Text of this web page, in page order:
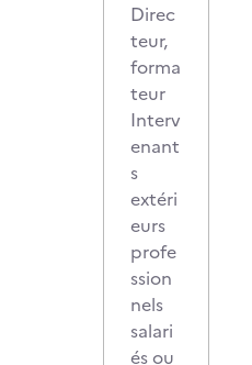
Direc
teur,
forma
teur
Interv
enant
s
extéri
eurs
profe
ssion
nels
salari
és ou